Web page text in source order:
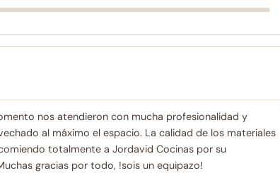
nos atendieron con mucha profesionalidad y
al máximo el espacio. La calidad de los materiales
totalmente a Jordavid Cocinas por su
gracias por todo, !sois un equipazo!